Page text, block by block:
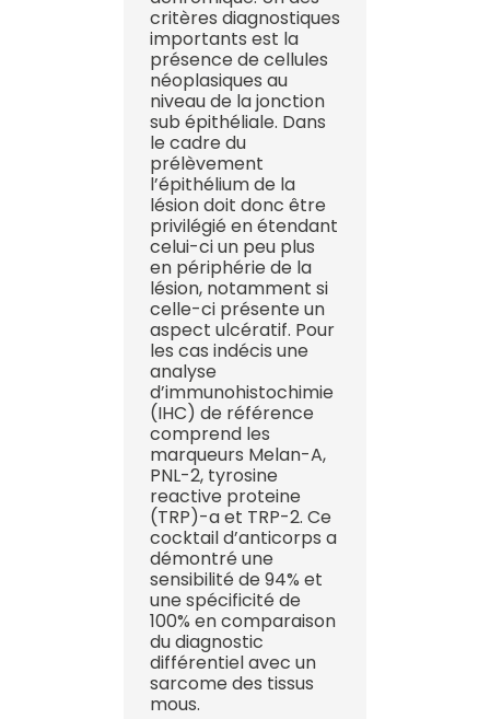
critères diagnostiques
importants est la
présence de cellules
néoplasiques au
niveau de la jonction
sub épithéliale. Dans
le cadre du
prélèvement
l’épithélium de la
lésion doit donc être
privilégié en étendant
celui-ci un peu plus
en périphérie de la
lésion, notamment si
celle-ci présente un
aspect ulcératif. Pour
les cas indécis une
analyse
d’immunohistochimie
(IHC) de référence
comprend les
marqueurs Melan-A,
PNL-2, tyrosine
reactive proteine
(TRP)-a et TRP-2. Ce
cocktail d’anticorps a
démontré une
sensibilité de 94% et
une spécificité de
100% en comparaison
du diagnostic
différentiel avec un
sarcome des tissus
mous.